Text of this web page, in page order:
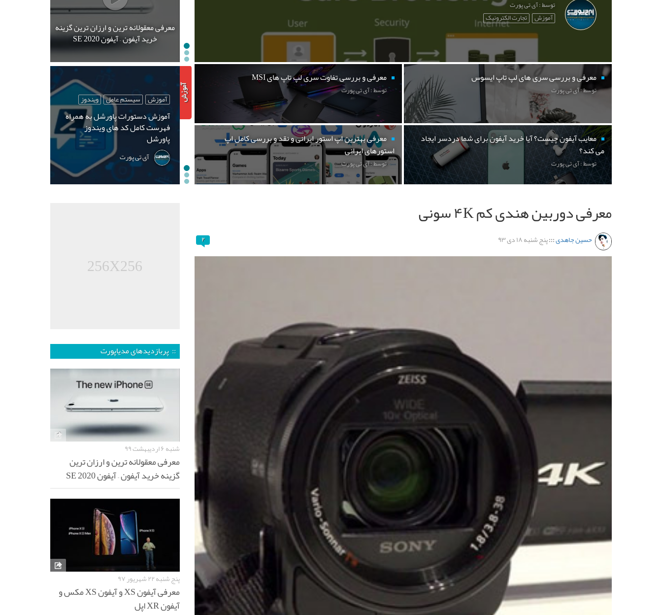
توسط : آی تی پورت
آموزش تجارت الکترونیک
معرفی و بررسی سری های لپ تاپ ایسوس
توسط : آی تی پورت
معرفی و بررسی تفاوت سری لپ تاپ های MSI
توسط : آی تی پورت
معایب آیفون چیست؟ آیا خرید آیفون برای شما دردسر ایجاد
می کند؟
توسط : آی تی پورت
معرفی بهترین اپ استور ایرانی و نقد و بررسی کامل اپ
استورهای ایرانی
توسط : آی تی پورت
معرفی معقولانه ترین و ارزان ترین گزینه
خرید آیفون – آیفون SE 2020
آموزش سیستم عامل ویندوز
آموزش دستورات پاورشل به همراه
فهرست کامل کد های ویندوز
پاورشل
آی تی پورت
معرفی دوربین هندی کم ۴K سونی
حسین جاهدی:::پنج شنبه ۱۸ دی ۹۳ ۲
256X256
:: پربازدیدهای مدیاپورت
شنبه ۶ اردیبهشت ۹۹
معرفی معقولانه ترین و ارزان ترین
گزینه خرید آیفون – آیفون SE 2020
پنج شنبه ۲۲ شهریور ۹۷
معرفی آیفون XS و آیفون XS مکس و
آیفون XR اپل